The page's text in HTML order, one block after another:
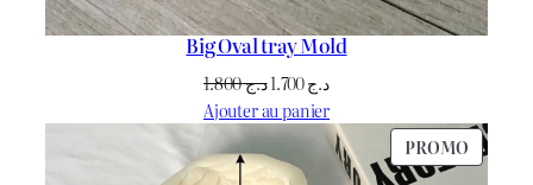
Big Oval tray Mold
د.ج1.800
Le
prix
initial
était :
د.ج1.700
Le
prix
actuel
est :
Ajouter au panier
PROMO
EN